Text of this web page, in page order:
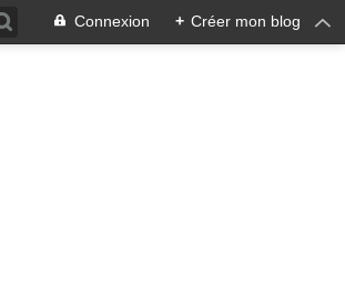
Connexion + Créer mon blog